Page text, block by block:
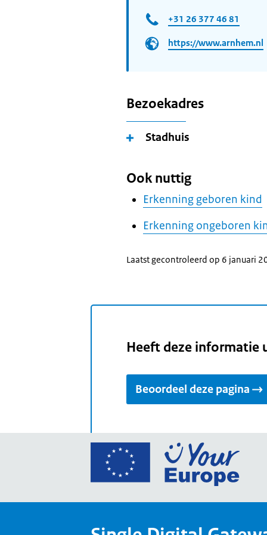
+31 26 377 46 81
https://www.arnhem.nl
Bezoekadres
Stadhuis
Ook nuttig
Erkenning geboren kind
Erkenning ongeboren
Laatst gecontroleerd op 6 januari
Heeft deze informatie
Beoordeel deze pagina
Ga